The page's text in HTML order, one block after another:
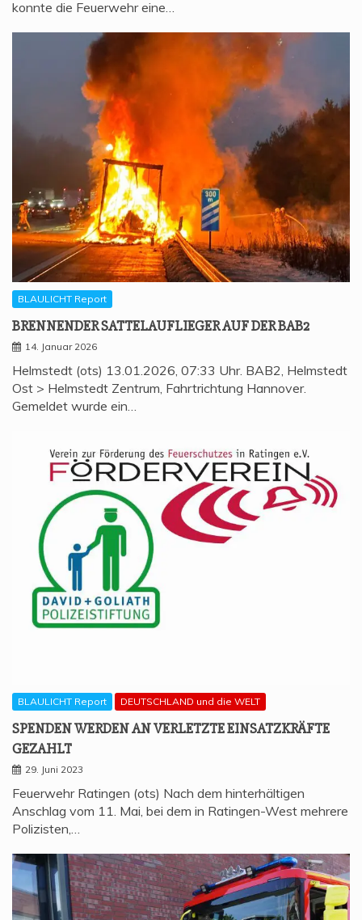
konnte die Feuerwehr eine…
BLAULICHT Report
BREN­NEN­DER SAT­TEL­AUF­LIE­GER AUF DER BAB2
14. Januar 2026
Helmstedt (ots) 13.01.2026, 07:33 Uhr. BAB2, Helmstedt
Ost > Helmstedt Zentrum, Fahrtrichtung Hannover.
Gemeldet wurde ein…
BLAULICHT Report DEUTSCHLAND und die WELT
SPEN­DEN WER­DEN AN VER­LETZ­TE EIN­SATZ­KRÄF­TE
GEZAHLT
29. Juni 2023
Feuerwehr Ratingen (ots) Nach dem hinterhältigen
Anschlag vom 11. Mai, bei dem in Ratingen-West mehrere
Polizisten,…